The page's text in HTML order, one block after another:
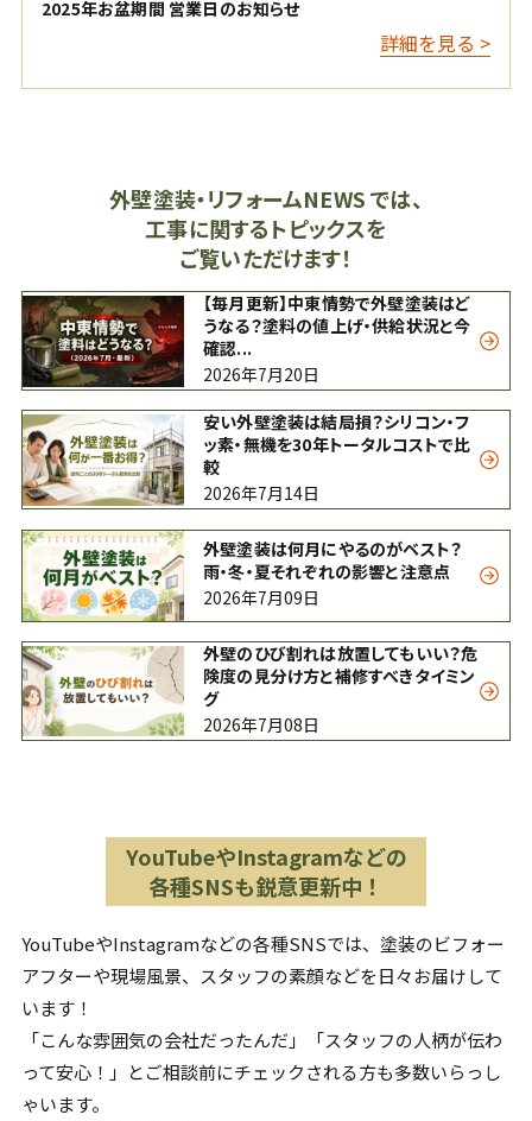
2025年お盆期間 営業日のお知らせ
詳細を見る >
外壁塗装・リフォームNEWS では、
工事に関するトピックスを
ご覧いただけます！
【毎月更新】中東情勢で外壁塗装はど
うなる？塗料の値上げ・供給状況と今
確認...
2026年7月20日
安い外壁塗装は結局損？シリコン・フ
ッ素・無機を30年トータルコストで比
較
2026年7月14日
外壁塗装は何月にやるのがベスト？
雨・冬・夏それぞれの影響と注意点
2026年7月09日
外壁のひび割れは放置してもいい？危
険度の見分け方と補修すべきタイミン
グ
2026年7月08日
YouTubeやInstagramなどの
各種SNSも鋭意更新中！
YouTubeやInstagramなどの各種SNSでは、塗装のビフォー
アフターや現場風景、スタッフの素顔などを日々お届けして
います！
「こんな雰囲気の会社だったんだ」「スタッフの人柄が伝わ
って安心！」とご相談前にチェックされる方も多数いらっし
ゃいます。